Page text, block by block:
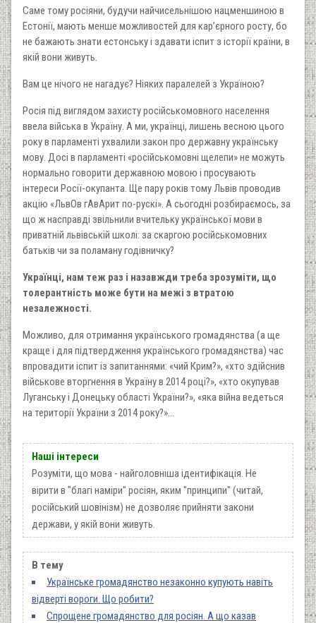
Саме тому росіяни, будучи найчисельнішою нацменшиною в
Естонії, мають менше можливостей для кар’єрного росту, бо
не бажають знати естонську і здавати іспит з історії країни, в
якій вони живуть.
Вам це нічого не нагадує? Ніяких паралелей з Україною?
Росія під виглядом захисту російськомовного населення
ввела війська в Україну. А ми, українці, лишень весною цього
року в парламенті ухвалили закон про державну українську
мову. Досі в парламенті «російськомовні щелепи» не можуть
нормально говорити державною мовою і просувають
інтереси Росії-окупанта. Ще пару років тому Львів проводив
акцію «ЛьвОв гАвАрит по-рускі». А сьогодні розбираємось, за
що ж насправді звільнили вчительку української мови в
приватній львівській школі: за скаргою російськомовних
батьків чи за поламану годівничку?
Українці, нам теж раз і назавжди треба зрозуміти, що
толерантність може бути на межі з втратою
незалежності.
Можливо, для отримання українського громадянства (а ще
краще і для підтвердження українського громадянства) час
впровадити іспит із запитаннями: «чий Крим?», «хто здійснив
військове вторгнення в Україну в 2014 році?», «хто окупував
Луганську і Донецьку області України?», «яка війна ведеться
на території України з 2014 року?»...
Наші інтереси
Розуміти, що мова - найголовніша ідентифікація. Не
вірити в "благі наміри" росіян, яким "принципи" (читай,
російський шовінізм) не дозволяє прийняти закони
держави, у якій вони живуть.
В тему
Українське громадянство незаконно купують навіть
відверті вороги. Що робити?
Cпрощене громадянство для росіян. А що казав